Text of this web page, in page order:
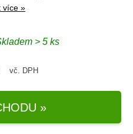
více »
> 5 ks
vč. DPH
»